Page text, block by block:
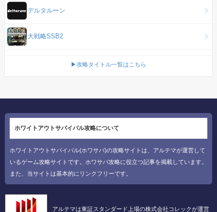
デルタルーン
大戦略SSB2
▶攻略タイトル一覧はこちら
ホワイトアウトサバイバル攻略について
ホワイトアウトサバイバル(ホワサバ)の攻略サイトは、アルテマが運営して
いるゲーム攻略サイトです。ホワサバ攻略に役立つ記事を掲載しています。
また、当サイトは基本的にリンクフリーです。
アルテマは東証スタンダード上場の株式会社コレックが運営